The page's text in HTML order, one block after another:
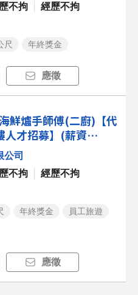
不拘
經歷不拘
尺 年終獎金
應徵
鮮爐手師傅(二廚)【代
人才招募】(薪資
公司
不拘
經歷不拘
年終獎金
員工旅遊
應徵